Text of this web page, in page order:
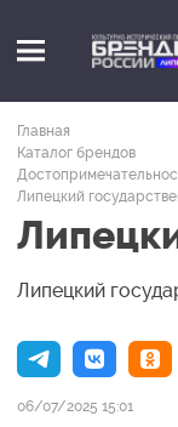
Главная
Каталог брендов
Липецкий
Липецкий
06/07/2025 15:01